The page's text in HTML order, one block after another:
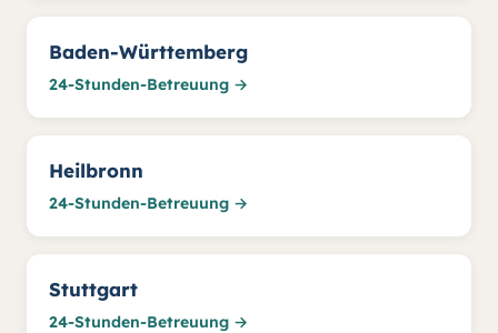
Baden-Württemberg
24-Stunden-Betreuung →
Heilbronn
24-Stunden-Betreuung →
Stuttgart
24-Stunden-Betreuung →